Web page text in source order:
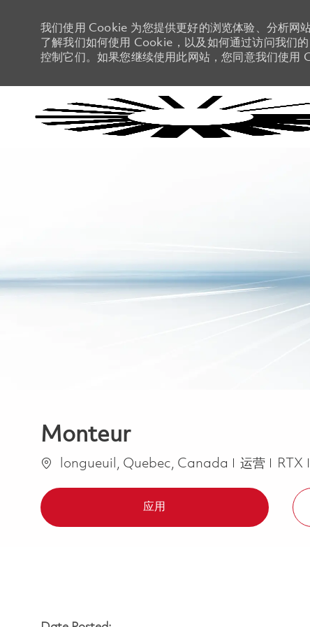
我们使用 Cookie 为您提供更好的浏览体验、分析网
了解我们如何使用 Cookie，以及如何通过访问我们
控制它们。如果您继续使用此网站，您同意我们使用
Monteur
位置longueuil, Quebec, Canada 类别
运营 RTX
应用